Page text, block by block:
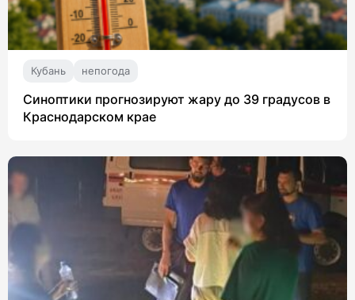
Кубань непогода
Синоптики прогнозируют жару до 39 градусов в
Краснодарском крае